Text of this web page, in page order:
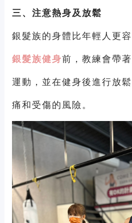
三、注意熱身及放鬆
銀髮族的身體比年輕人更
銀髮族健身前，教練會帶
運動，並在健身後進行放
痛和受傷的風險。